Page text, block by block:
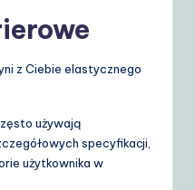
z Ciebie elastycznego
używają
specyfikacji,
użytkownika w